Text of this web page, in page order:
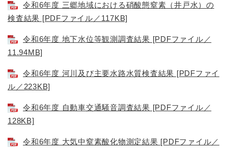
令和6年度 三郷地域における硝酸態窒素（井戸水）の
検査結果 [PDFファイル／117KB]
令和6年度 地下水位等観測調査結果 [PDFファイル／
11.94MB]
令和6年度 河川及び主要水路水質検査結果 [PDFファイ
ル／223KB]
令和6年度 自動車交通騒音調査結果 [PDFファイル／
128KB]
令和6年度 大気中窒素酸化物測定結果 [PDFファイル／